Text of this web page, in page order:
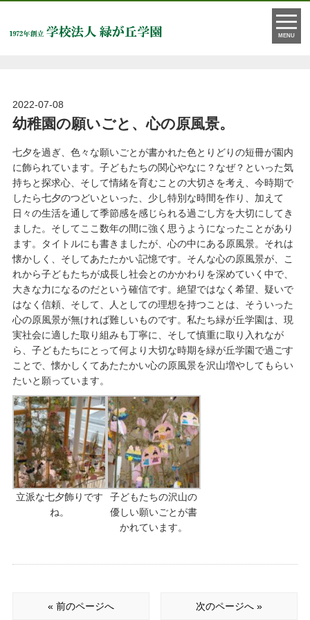
MENU
お知らせ
2022-07-08
幼稚園の願いごと、心の原風景。
七夕を過ぎ、色々な願いごとが書かれた色とりどりの短冊が園内
に飾られています。子どもたちの関心やなに？なぜ？といった気
持ちと探求心、そして情緒を育むことの大切さを考え、今時期で
したら七夕のつどいといった、少し特別な時間を作り、加えて
日々の生活を通して季節感を感じられる過ごし方を大切にしてき
ました。そしてここ数年の間に強く思うようになったことがあり
ます。タイトルにも書きましたが、心の中にある原風景。それは
懐かしく、そしてあたたかい記憶です。そんな心の原風景が、こ
れから子どもたちが成長し社会とのかかわりを深めていく中で、
大きな力になるのだという確信です。絶望ではなく希望、疑いで
はなく信頼、そして、人としての理想を持つことは、そういった
心の原風景が無ければ難しいものです。私たち緑が丘学園は、現
実社会に適した取り組みも丁寧に、そして慎重に取り入れなが
ら、子どもたちにとって何より大切な時期を緑が丘学園で過ごす
ことで、懐かしくてあたたかい心の原風景を沢山増やしてもらい
たいと願っています。
立派な七夕飾りです
ね。
子どもたちの沢山の
優しい願いごとが書
かれています。
« 前のページへ 次のページへ »